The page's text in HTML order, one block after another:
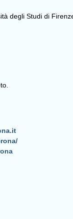
degli Studi di